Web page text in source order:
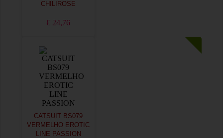
CHILIROSE
€ 24,76
CATSUIT BS079
VERMELHO EROTIC
LINE PASSION